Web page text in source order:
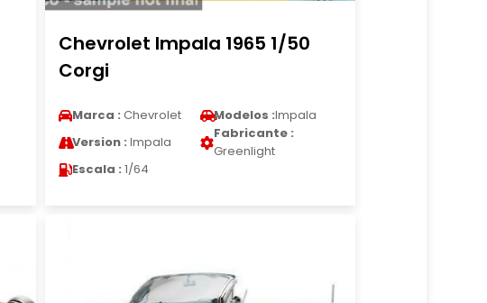
Chevrolet Impala 1965 1/50
Corgi
Marca : Chevrolet Modelos :Impala
Version : Impala
Fabricante :
Greenlight
Escala : 1/64